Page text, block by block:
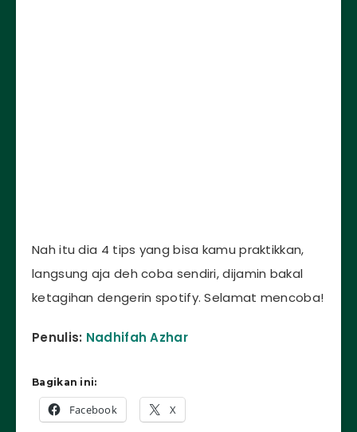
Nah itu dia 4 tips yang bisa kamu praktikkan,
langsung aja deh coba sendiri, dijamin bakal
ketagihan dengerin spotify. Selamat mencoba!
Penulis: Nadhifah Azhar
Bagikan ini:
Facebook X